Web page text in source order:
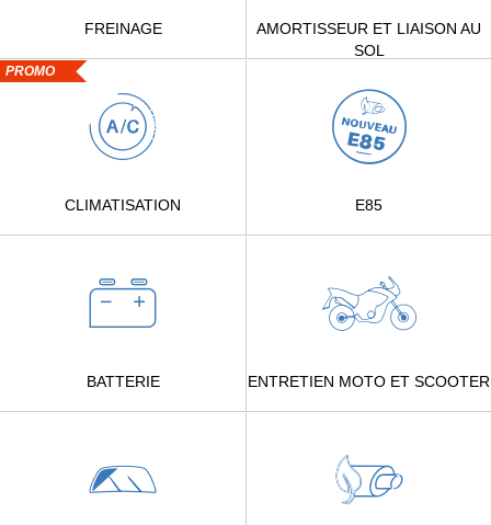
FREINAGE
AMORTISSEUR ET LIAISON AU
SOL
PROMO
CLIMATISATION E85
BATTERIE ENTRETIEN MOTO ET SCOOTER